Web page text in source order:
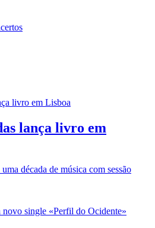
lança livro em
década de música com sessão